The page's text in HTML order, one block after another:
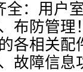
全：用户
布防管理
各相关配
故障信息